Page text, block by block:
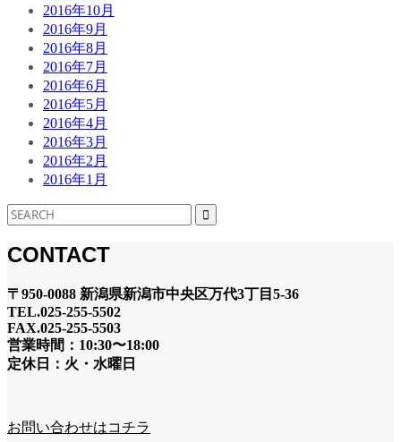
2016年10月
2016年9月
2016年8月
2016年7月
2016年6月
2016年5月
2016年4月
2016年3月
2016年2月
2016年1月
CONTACT
〒950-0088 新潟県新潟市中央区万代3丁目5-36
TEL.025-255-5502
FAX.025-255-5503
営業時間：10:30〜18:00
定休日：火・水曜日
お問い合わせはコチラ